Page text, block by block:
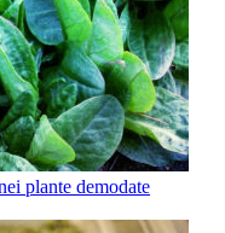
plante demodate